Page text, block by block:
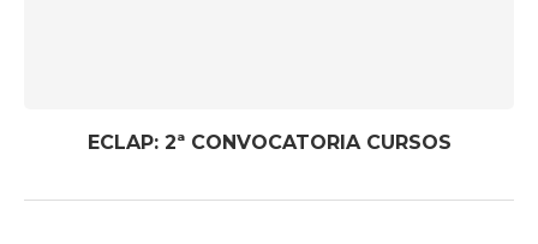
ECLAP: 2ª CONVOCATORIA CURSOS